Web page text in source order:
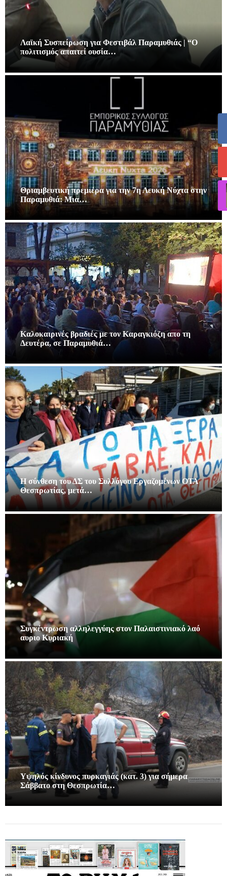
Λαϊκή Συσπείρωση για Φεστιβάλ Παραμυθιάς | “Ο
πολιτισμός απαιτεί ουσία…
Θριαμβευτική πρεμιέρα για την 7η Λευκή Νύχτα στην
Παραμυθιά: Μια…
Καλοκαιρινές βραδιές με τον Καραγκιόζη απο τη
Δευτέρα, σε Παραμυθιά…
Η σύνθεση του ΔΣ του Συλλόγου Εργαζομένων ΟΤΑ
Θεσπρωτίας, μετά…
Συγκέντρωση αλληλεγγύης στον Παλαιστινιακό λαό
αυριο Κυριακή
Υψηλός κίνδυνος πυρκαγιάς (κατ. 3) για σήμερα
Σάββατο στη Θεσπρωτία…